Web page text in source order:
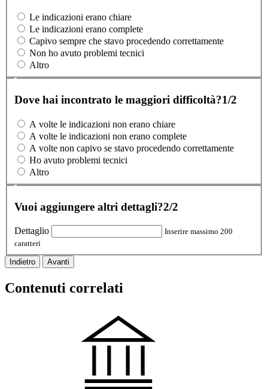
Le indicazioni erano chiare
Le indicazioni erano complete
Capivo sempre che stavo procedendo correttamente
Non ho avuto problemi tecnici
Altro
Dove hai incontrato le maggiori difficoltà?1/2
A volte le indicazioni non erano chiare
A volte le indicazioni non erano complete
A volte non capivo se stavo procedendo correttamente
Ho avuto problemi tecnici
Altro
Vuoi aggiungere altri dettagli?2/2
Dettaglio
Inserire massimo 200
caratteri
Indietro Avanti
Contenuti correlati